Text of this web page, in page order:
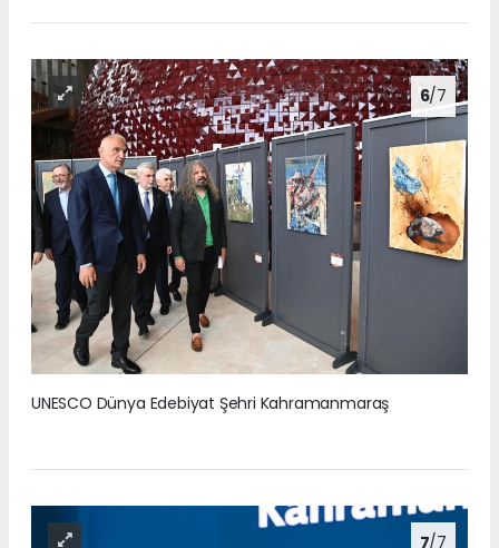
6/7
UNESCO Dünya Edebiyat Şehri Kahramanmaraş
7/7